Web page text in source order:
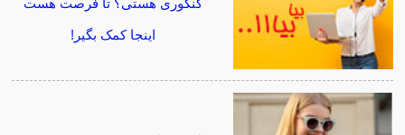
کنکوری هستی؟ تا فرصت هست
اینجا کمک بگیر!